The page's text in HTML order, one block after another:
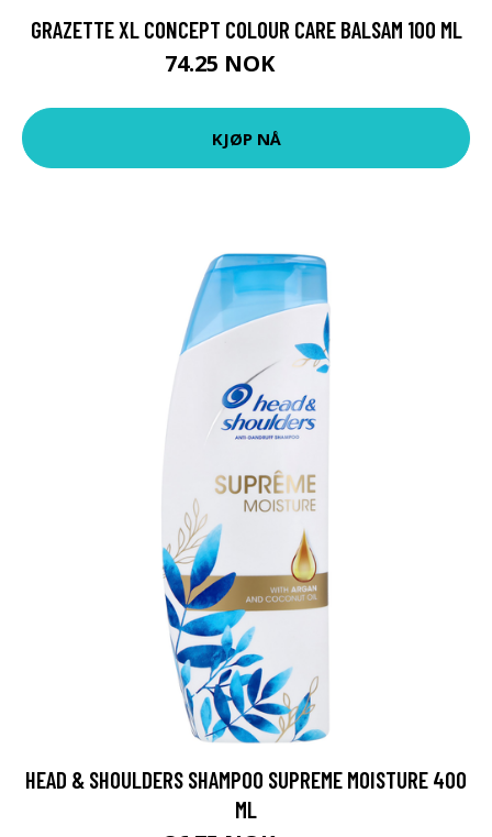
GRAZETTE XL CONCEPT COLOUR CARE BALSAM 100 ML
74.25 NOK
KJØP NÅ
HEAD & SHOULDERS SHAMPOO SUPREME MOISTURE 400
ML